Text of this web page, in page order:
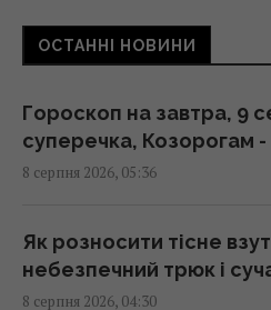
Бджоли орієнтуються
запахом: у них
Росія платитиме
економіст оцінив
04:37 субота, 08 серпня 2026
ОСТАННІ НОВИНИ
Гороскоп на завтра, 9
суперечка, Козорогам
8 серпня 2026, 05:36
Як розносити тісне
небезпечний трюк і
8 серпня 2026, 04:30